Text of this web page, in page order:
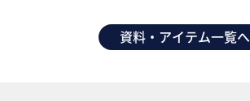
資料・アイテム一覧へ